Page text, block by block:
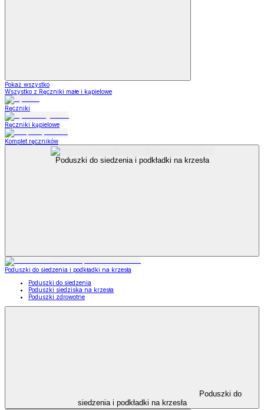
Pokaż wszystko
Wszystko z Ręczniki małe i kąpielowe
Ręczniki
Ręczniki kąpielowe
Komplet ręczników
Poduszki do siedzenia i podkładki na krzesła
Poduszki do siedzenia i podkładki na krzesła
Poduszki do siedzenia
Poduszki siedziska na krzesła
Poduszki zdrowotne
Poduszki do
siedzenia i podkładki na krzesła